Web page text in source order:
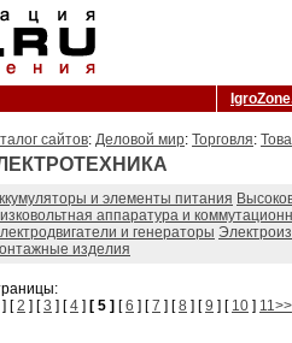
сайтов: Деловой мир: Торговля:
и элементы питания
аппаратура и
и генераторы
изделия
] [2 ] [3 ] [4 ] [ 5 ] [6 ] [7 ] [8 ] [9 ] [ 10 ] 11>>